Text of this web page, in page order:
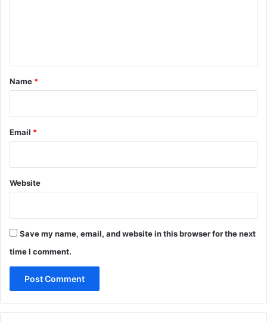
*
Name *
Email *
Website
Save my name, email, and website in this browser for the next
time I comment.